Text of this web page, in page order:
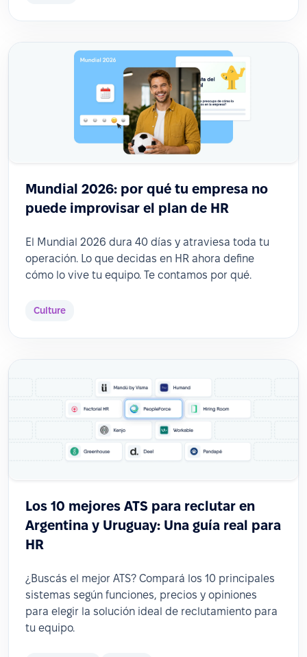
Mundial 2026: por qué tu empresa no
puede improvisar el plan de HR
El Mundial 2026 dura 40 días y atraviesa toda tu
operación. Lo que decidas en HR ahora define
cómo lo vive tu equipo. Te contamos por qué.
Culture
Los 10 mejores ATS para reclutar en
Argentina y Uruguay: Una guía real para
HR
¿Buscás el mejor ATS? Compará los 10 principales
sistemas según funciones, precios y opiniones
para elegir la solución ideal de reclutamiento para
tu equipo.